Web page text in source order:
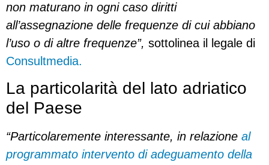
non maturano in ogni caso diritti
all’assegnazione delle frequenze di cui abbiano
l’uso o di altre frequenze”, sottolinea il legale di
Consultmedia.
La particolarità del lato adriatico
del Paese
“Particolaremente interessante, in relazione al
programmato intervento di adeguamento della